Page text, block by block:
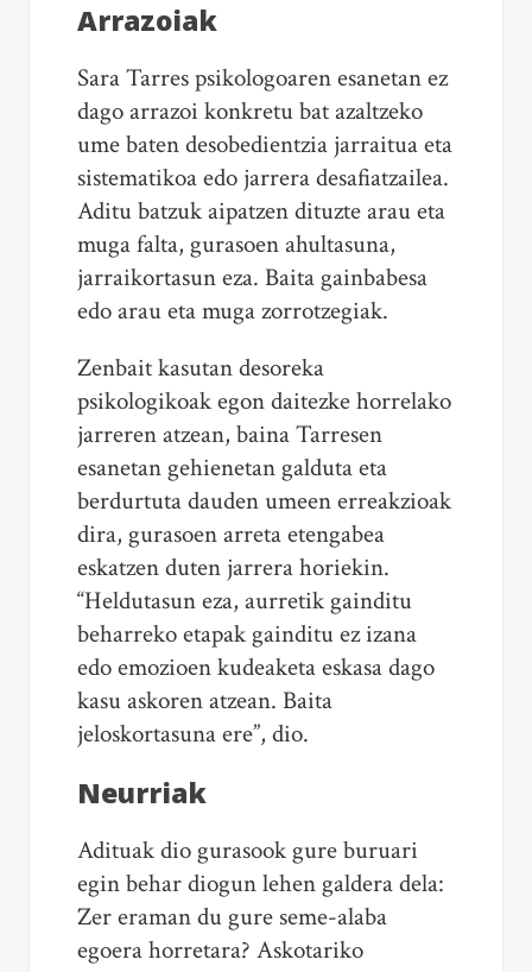
Arrazoiak
Sara Tarres psikologoaren esanetan ez
dago arrazoi konkretu bat azaltzeko
ume baten desobedientzia jarraituaeta
sistematikoa edo jarreradesafiatzailea.
Aditu batzuk aipatzen dituzte araueta
muga falta, gurasoen ahultasuna,
jarraikortasun eza. Baita gainbabesa
edo arauetamuga zorrotzegiak.
Zenbait kasutan desoreka
psikologikoak egon daitezke horrelako
jarreren atzean, baina Tarresen
esanetan gehienetan galdutaeta
berdurtuta dauden umeen erreakzioak
dira, gurasoen arretaetengabea
eskatzen duten jarrera horiekin.
“Heldutasun eza, aurretik gainditu
beharrekoetapak gainditu ez izana
edo emozioen kudeaketaeskasa dago
kasu askoren atzean. Baita
jeloskortasuna ere”, dio.
Neurriak
Adituak dio gurasook gure buruari
egin behar diogun lehen galdera dela:
Zer eraman du gure seme-alaba
egoera horretara? Askotariko